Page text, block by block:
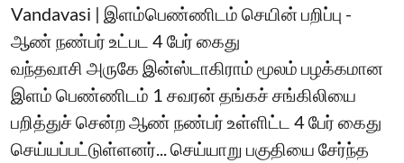
Vandavasi | இளம்பெண்ணிடம் செயின் பறிப்பு -
ஆண் நண்பர் உட்பட 4 பேர் கைது
வந்தவாசி அருகே இன்ஸ்டாகிராம் மூலம் பழக்கமான
இளம் பெண்ணிடம் 1 சவரன் தங்கச் சங்கிலியை
பறித்துச் சென்ற ஆண் நண்பர் உள்ளிட்ட 4 பேர் கைது
செய்யப்பட்டுள்ளனர்... செய்யாறு பகுதியை சேர்ந்த